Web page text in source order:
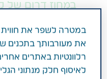
במחוז דרום של
במרכז הרפואי
ההפרעות בקשב
הזוגיות ומציע
במטרה לשפר את חווית
את מעורבותך בתכנים
רלוונטיות באתרים
לאיסוף חלק מנתוני